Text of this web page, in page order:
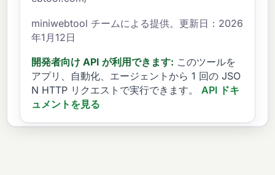
miniwebtool チームによる提供。更新日：2026
年1月12日
開発者向け API が利用できます: このツールを
アプリ、自動化、エージェントから 1 回の JSO
N HTTP リクエストで実行できます。
API ドキ
ュメントを見る